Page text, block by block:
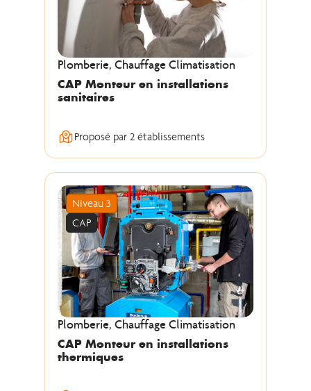
Plomberie, Chauffage Climatisation
CAP Monteur en installations
sanitaires
Proposé par 2 établissements
Niveau 3
CAP
Plomberie, Chauffage Climatisation
CAP Monteur en installations
thermiques